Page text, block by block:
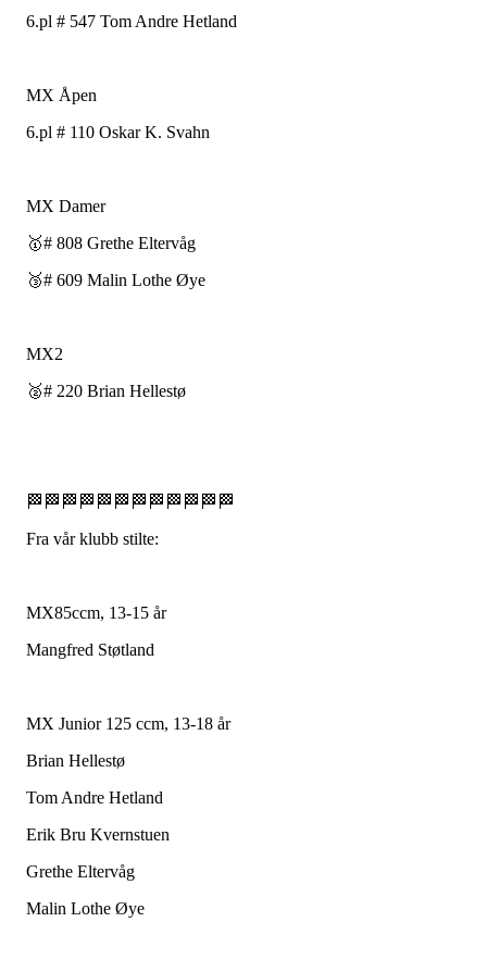
6.pl # 547 Tom Andre Hetland
MX Åpen
6.pl # 110 Oskar K. Svahn
MX Damer
🥇# 808 Grethe Eltervåg
🥉# 609 Malin Lothe Øye
MX2
🥈# 220 Brian Hellestø
🏁🏁🏁🏁🏁🏁🏁🏁🏁🏁🏁🏁
Fra vår klubb stilte:
MX85ccm, 13-15 år
Mangfred Støtland
MX Junior 125 ccm, 13-18 år
Brian Hellestø
Tom Andre Hetland
Erik Bru Kvernstuen
Grethe Eltervåg
Malin Lothe Øye